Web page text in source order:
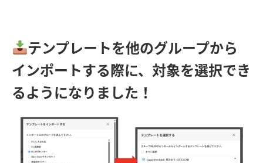
テンプレートを他のグループから
インポートする際に、対象を選択でき
るようになりました！